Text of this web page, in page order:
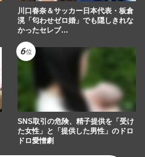
川口春奈＆サッカー日本代表・板倉
滉「匂わせゼロ婚」でも隠しきれな
かったセレブ…
SNS取引の危険、精子提供を「受け
た女性」と「提供した男性」のドロ
ドロ愛憎劇